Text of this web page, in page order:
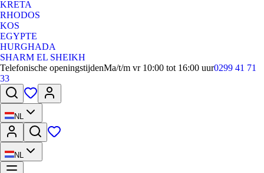
KRETA
RHODOS
KOS
EGYPTE
HURGHADA
SHARM EL SHEIKH
Telefonische openingstijdenMa/t/m vr 10:00 tot 16:00 uur0299 41 71
33
NL
NL